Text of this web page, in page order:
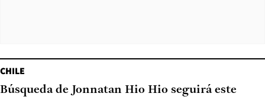
CHILE
Búsqueda de Jonnatan Hio Hio seguirá este